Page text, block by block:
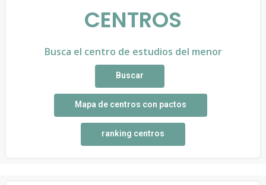
CENTROS
Busca el centro de estudios del menor
Buscar
Mapa de centros con pactos
ranking centros